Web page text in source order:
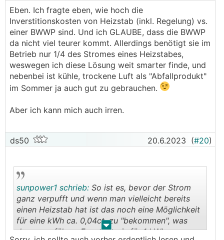
Eben. Ich fragte eben, wie hoch die
Inverstitionskosten von Heizstab (inkl. Regelung) vs.
einer BWWP sind. Und ich GLAUBE, dass die BWWP
da nicht viel teurer kommt. Allerdings benötigt sie im
Betrieb nur 1/4 des Stromes eines Heizstabes,
weswegen ich diese Lösung weit smarter finde, und
nebenbei ist kühle, trockene Luft als "Abfallprodukt"
im Sommer ja auch gut zu gebrauchen.
Aber ich kann mich auch irren.
ds50 20.6.2023 (#20)
. .
sunpower1 schrieb: So ist es, bevor der Strom
ganz verpufft und wenn man vielleicht bereits
einen Heizstab hat ist das noch eine Möglichkeit
für eine kWh ca. 0,04ct. zu "bekommen", was
dem ungefähren Energiepreis für 1 kWh